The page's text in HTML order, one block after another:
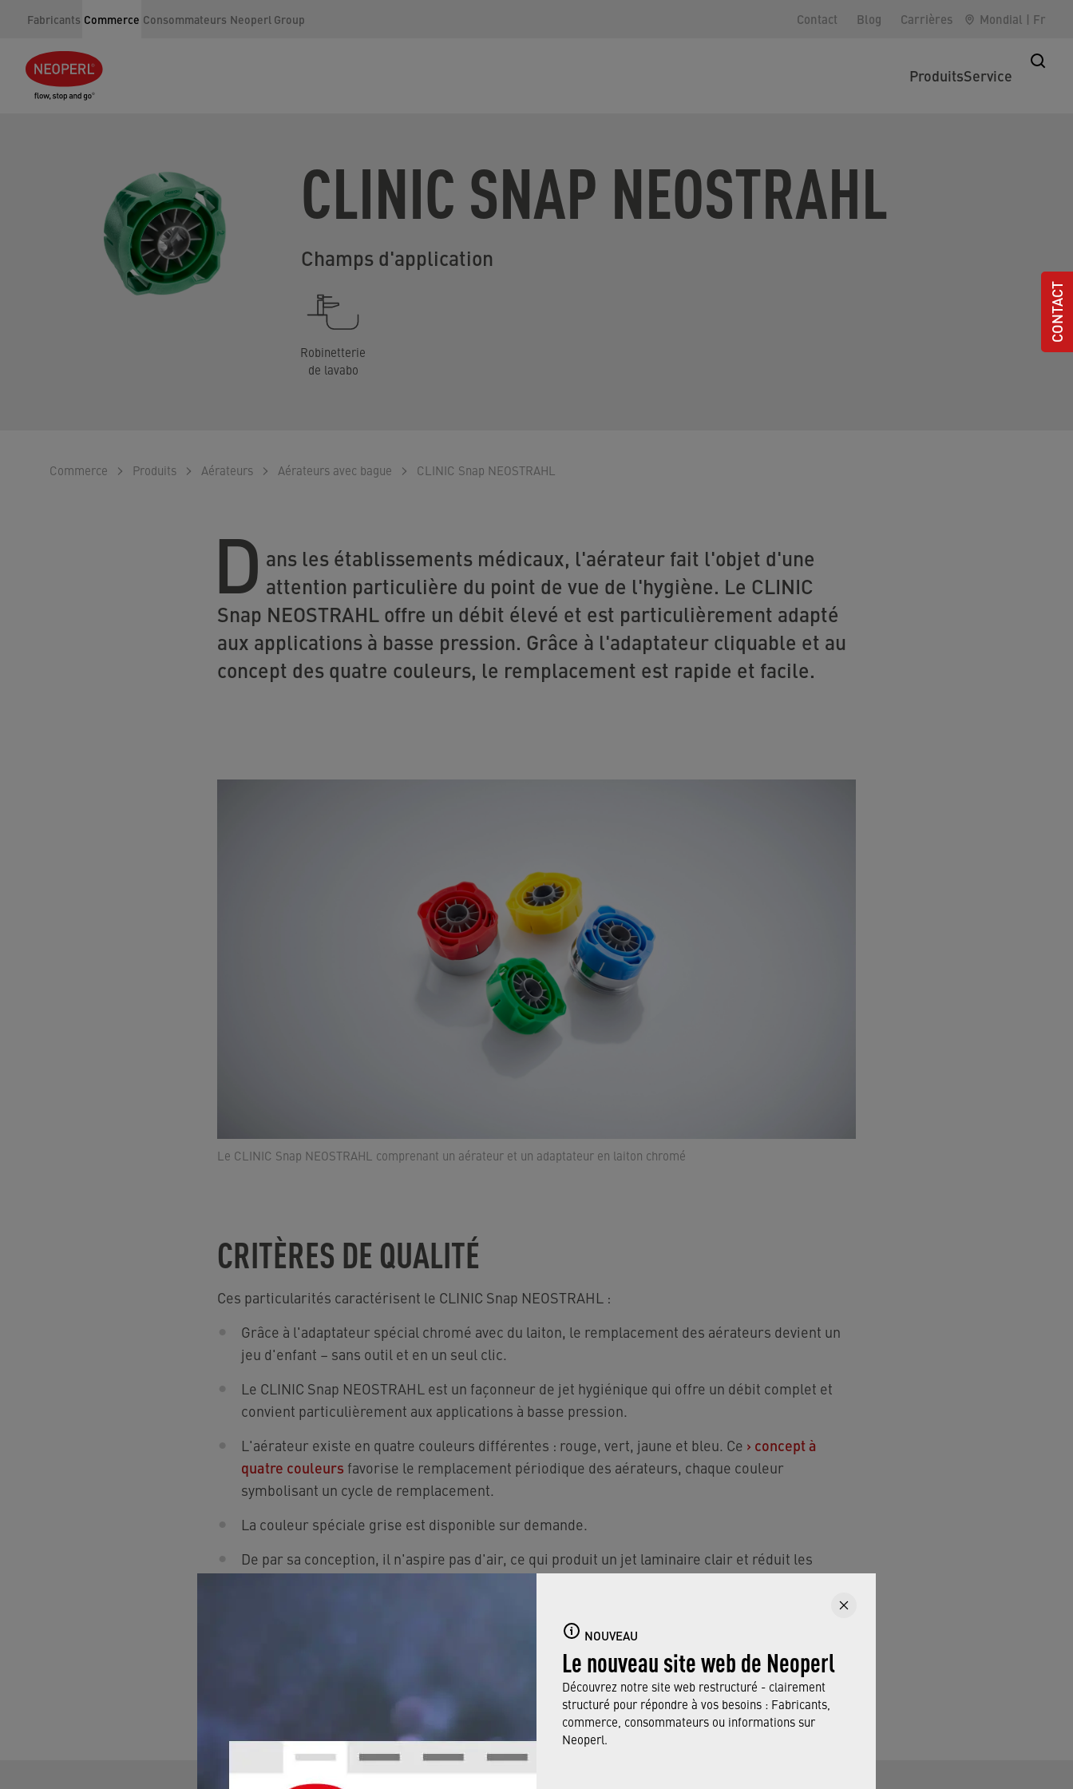
Fabricants Commerce Consommateurs Neoperl Group Contact Blog Carrières Mondial | Fr
ProduitsService
NOUVEAU
Le nouveau site web de Neoperl
Découvrez notre site web restructuré - clairement
structuré pour répondre à vos besoins : Fabricants,
commerce, consommateurs ou informations sur
Neoperl.
CLINIC SNAP NEOSTRAHL
Champs d'application
Robinetterie
de lavabo
Commerce Produits Aérateurs Aérateurs avec bague CLINIC Snap NEOSTRAHL
D ans les établissements médicaux, l'aérateur fait l'objet d'une
attention particulière du point de vue de l'hygiène. Le CLINIC
Snap NEOSTRAHL offre un débit élevé et est particulièrement adapté
aux applications à basse pression. Grâce à l'adaptateur cliquable et au
concept des quatre couleurs, le remplacement est rapide et facile.
Le CLINIC Snap NEOSTRAHL comprenant un aérateur et un adaptateur en laiton chromé
CRITÈRES DE QUALITÉ
Ces particularités caractérisent le CLINIC Snap NEOSTRAHL :
Grâce à l'adaptateur spécial chromé avec du laiton, le remplacement des aérateurs devient un
jeu d'enfant – sans outil et en un seul clic.
Le CLINIC Snap NEOSTRAHL est un façonneur de jet hygiénique qui offre un débit complet et
convient particulièrement aux applications à basse pression.
L'aérateur existe en quatre couleurs différentes : rouge, vert, jaune et bleu. Ce › concept à
quatre couleurs favorise le remplacement périodique des aérateurs, chaque couleur
symbolisant un cycle de remplacement.
La couleur spéciale grise est disponible sur demande.
De par sa conception, il n'aspire pas d'air, ce qui produit un jet laminaire clair et réduit les
CONTACT